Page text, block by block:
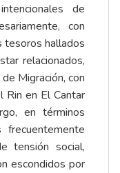
de
con
tesoros hallados
relacionados,
Migración, con
en El Cantar
en términos
tensión social,
escondidos por